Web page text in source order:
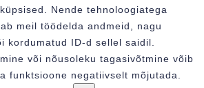
Nende tehnoloogiatega
meil töödelda andmeid, nagu
kordumatud ID-d sellel saidil.
või nõusoleku tagasivõtmine võib
funktsioone negatiivselt mõjutada.